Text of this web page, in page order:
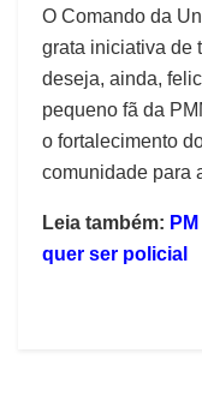
O Comando da
grata iniciativa de
deseja, ainda,
pequeno fã da
o fortalecimento
comunidade para
Leia também:
quer ser policial